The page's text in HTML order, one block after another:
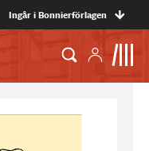
Ingår i Bonnierförlagen